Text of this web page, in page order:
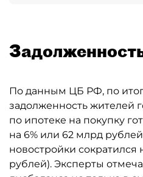
По данным ЦБ РФ, по
задолженность жителей
по ипотеке на покупку
на 6% или 62 млрд
новостройки сократился
рублей). Эксперты